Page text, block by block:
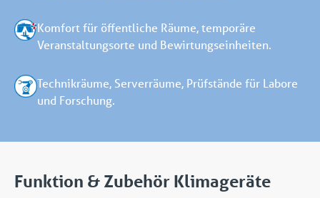
Komfort für öffentliche Räume, temporäre
Veranstaltungsorte und Bewirtungseinheiten.
Technikräume, Serverräume, Prüfstände für Labore
und Forschung.
Funktion & Zubehör Klimageräte